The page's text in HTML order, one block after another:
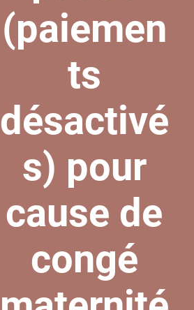
(paiemen
ts
désactivé
s) pour
cause de
congé